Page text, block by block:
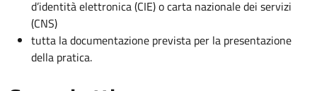
d’identità elettronica (CIE) o carta nazionale dei servizi
(CNS)
tutta la documentazione prevista per la presentazione
della pratica.